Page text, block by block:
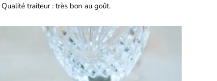
traiteur : très bon au goût.